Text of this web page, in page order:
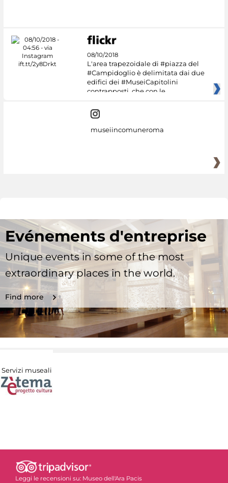
08/10/2018
L'area trapezoidale di #piazza del
#Campidoglio è delimitata dai due
edifici dei #MuseiCapitolini
contrapposti, che con le
museiincomuneroma
Evénements d'entreprise
Unique events in some of the most
extraordinary places in the world.
Find more
Servizi museali
Leggi le recensioni su: Museo dell'Ara Pacis